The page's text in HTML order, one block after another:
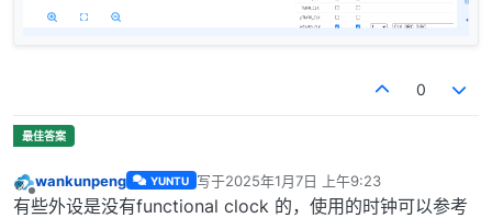
0
离线
wankunpeng YUNTU 写于2025年1月7日 上午9:23
最后由 编辑
有些外设是没有functional clock 的，使用的时钟可以参考